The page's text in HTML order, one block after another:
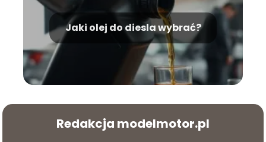
Jaki olej do diesla wybrać?
Redakcja modelmotor.pl